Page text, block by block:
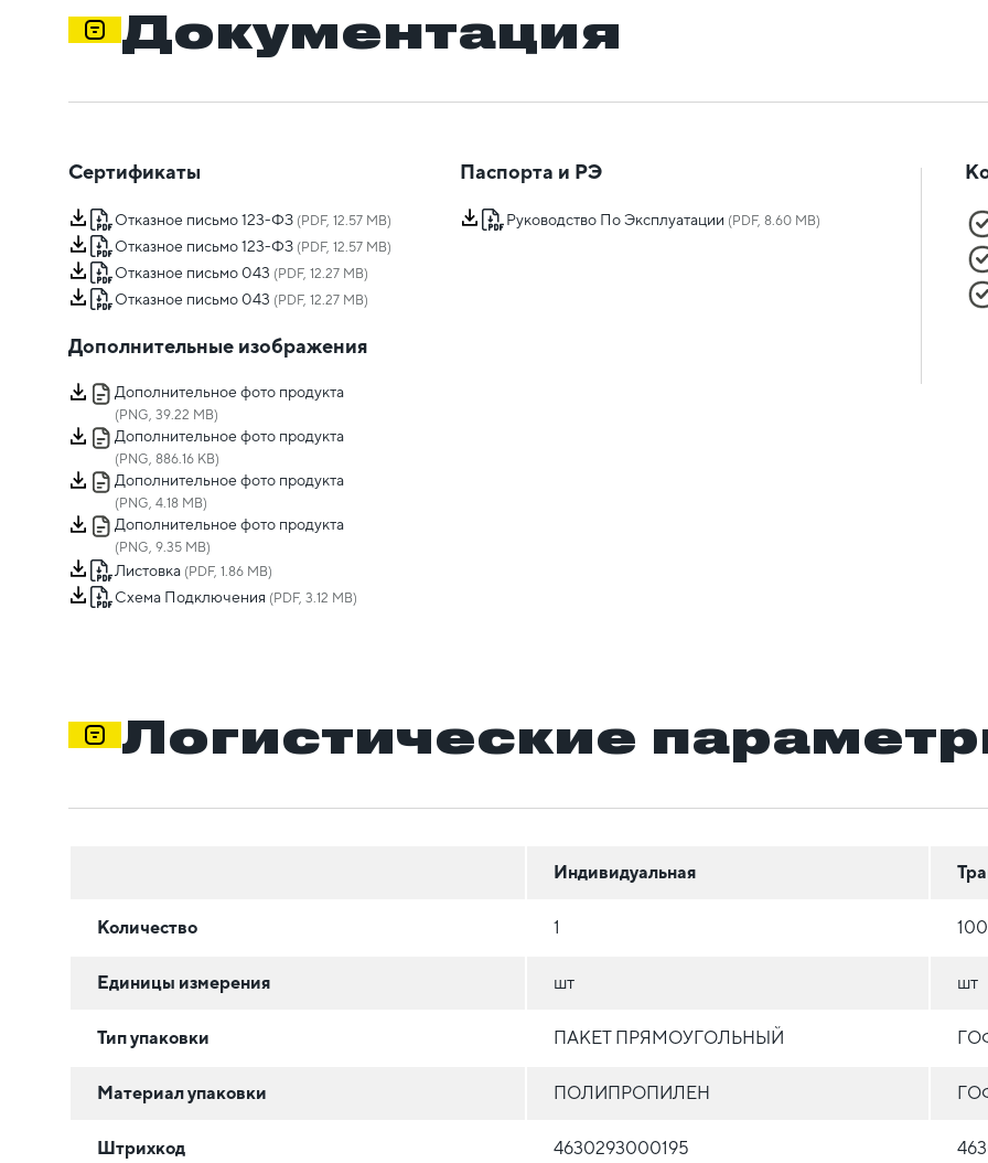
Документация
Сертификаты
Отказное письмо 123-ФЗ (PDF, 12.57 MB)
Отказное письмо 123-ФЗ (PDF, 12.57 MB)
Отказное письмо 043 (PDF, 12.27 MB)
Отказное письмо 043 (PDF, 12.27 MB)
Паспорта и РЭ
Руководство По Эксплуатации (PDF, 8.60 MB)
Дополнительные изображения
Дополнительное фото продукта
(PNG, 39.22 MB)
Дополнительное фото продукта
(PNG, 886.16 KB)
Дополнительное фото продукта
(PNG, 4.18 MB)
Дополнительное фото продукта
(PNG, 9.35 MB)
Листовка (PDF, 1.86 MB)
Схема Подключения (PDF, 3.12 MB)
Логистические
Индивидуальная
Количество 1 100
Единицы измерения шт шт
Тип упаковки ПАКЕТ ПРЯМОУГОЛЬНЫЙ
Материал упаковки ПОЛИПРОПИЛЕН
Штрихкод 4630293000195